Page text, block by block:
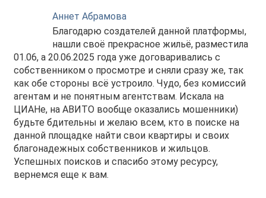
Аннет Абрамова
Благодарю создателей данной платформы,
нашли своё прекрасное жильё, разместила
01.06, а 20.06.2025 года уже договаривались с
собственником о просмотре и сняли сразу же, так
как обе стороны всё устроило. Чудо, без комиссий
агентам и не понятным агентствам. Искала на
ЦИАНе, на АВИТО вообще оказались мошенники)
будьте бдительны и желаю всем, кто в поиске на
данной площадке найти свои квартиры и своих
благонадежных собственников и жильцов.
Успешных поисков и спасибо этому ресурсу,
вернемся еще к вам.